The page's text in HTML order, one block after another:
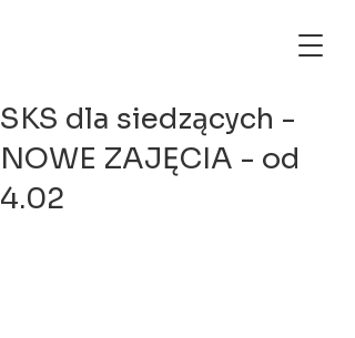
SKS dla siedzących -
NOWE ZAJĘCIA - od
4.02